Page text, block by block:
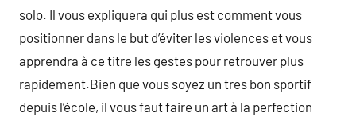
solo. Il vous expliquera qui plus est comment vous
positionner dans le but d’éviter les violences et vous
apprendra à ce titre les gestes pour retrouver plus
rapidement.Bien que vous soyez un tres bon sportif
depuis l’école, il vous faut faire un art à la perfection